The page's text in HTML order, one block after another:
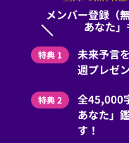
メンバー登録（
あなた」
特典 1
未来予言
週プレゼ
特典 2
全45,000
あなた」
す！